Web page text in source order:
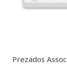
Prezados